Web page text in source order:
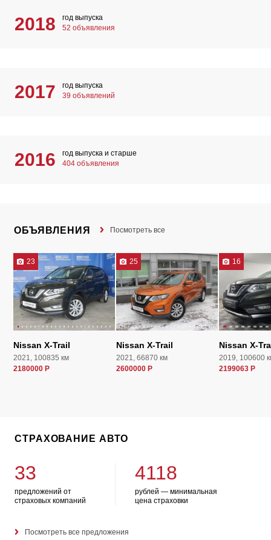
2018
год выпуска
52 объявления
2017
год выпуска
39 объявлений
2016
год выпуска и старше
404 объявления
ОБЪЯВЛЕНИЯ Посмотреть все
23
Nissan X-Trail
2021, 100835 км
2180000 Р
25
Nissan X-Trail
2021, 66870 км
2600000 Р
16
Nissan X-
2019, 100600
2199063 Р
СТРАХОВАНИЕ АВТО
33
предложений от
страховых компаний
4118
рублей — минимальная
цена страховки
Посмотреть все предложения